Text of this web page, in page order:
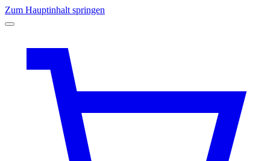
Zum Hauptinhalt springen